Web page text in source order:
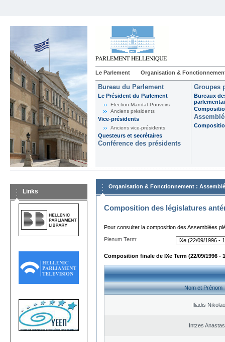
Le Parlement Organisation &
Bureau du Parlement
Le Président du Parlement
Election-Mandat-Pouvoirs
Anciens présidents
Vice-présidents
Anciens vice-présidents
Questeurs et secrétaires
Conférence des présidents
Groupes
Bureaux
Links
Organisation & Fonctionnement :
Composition des législatures
Pour consulter la composition des Assemblées
Plenum Term:
Composition finale de IXe Term (22/09/1996 -
Nom et Prénom
Iliadis
Intzes